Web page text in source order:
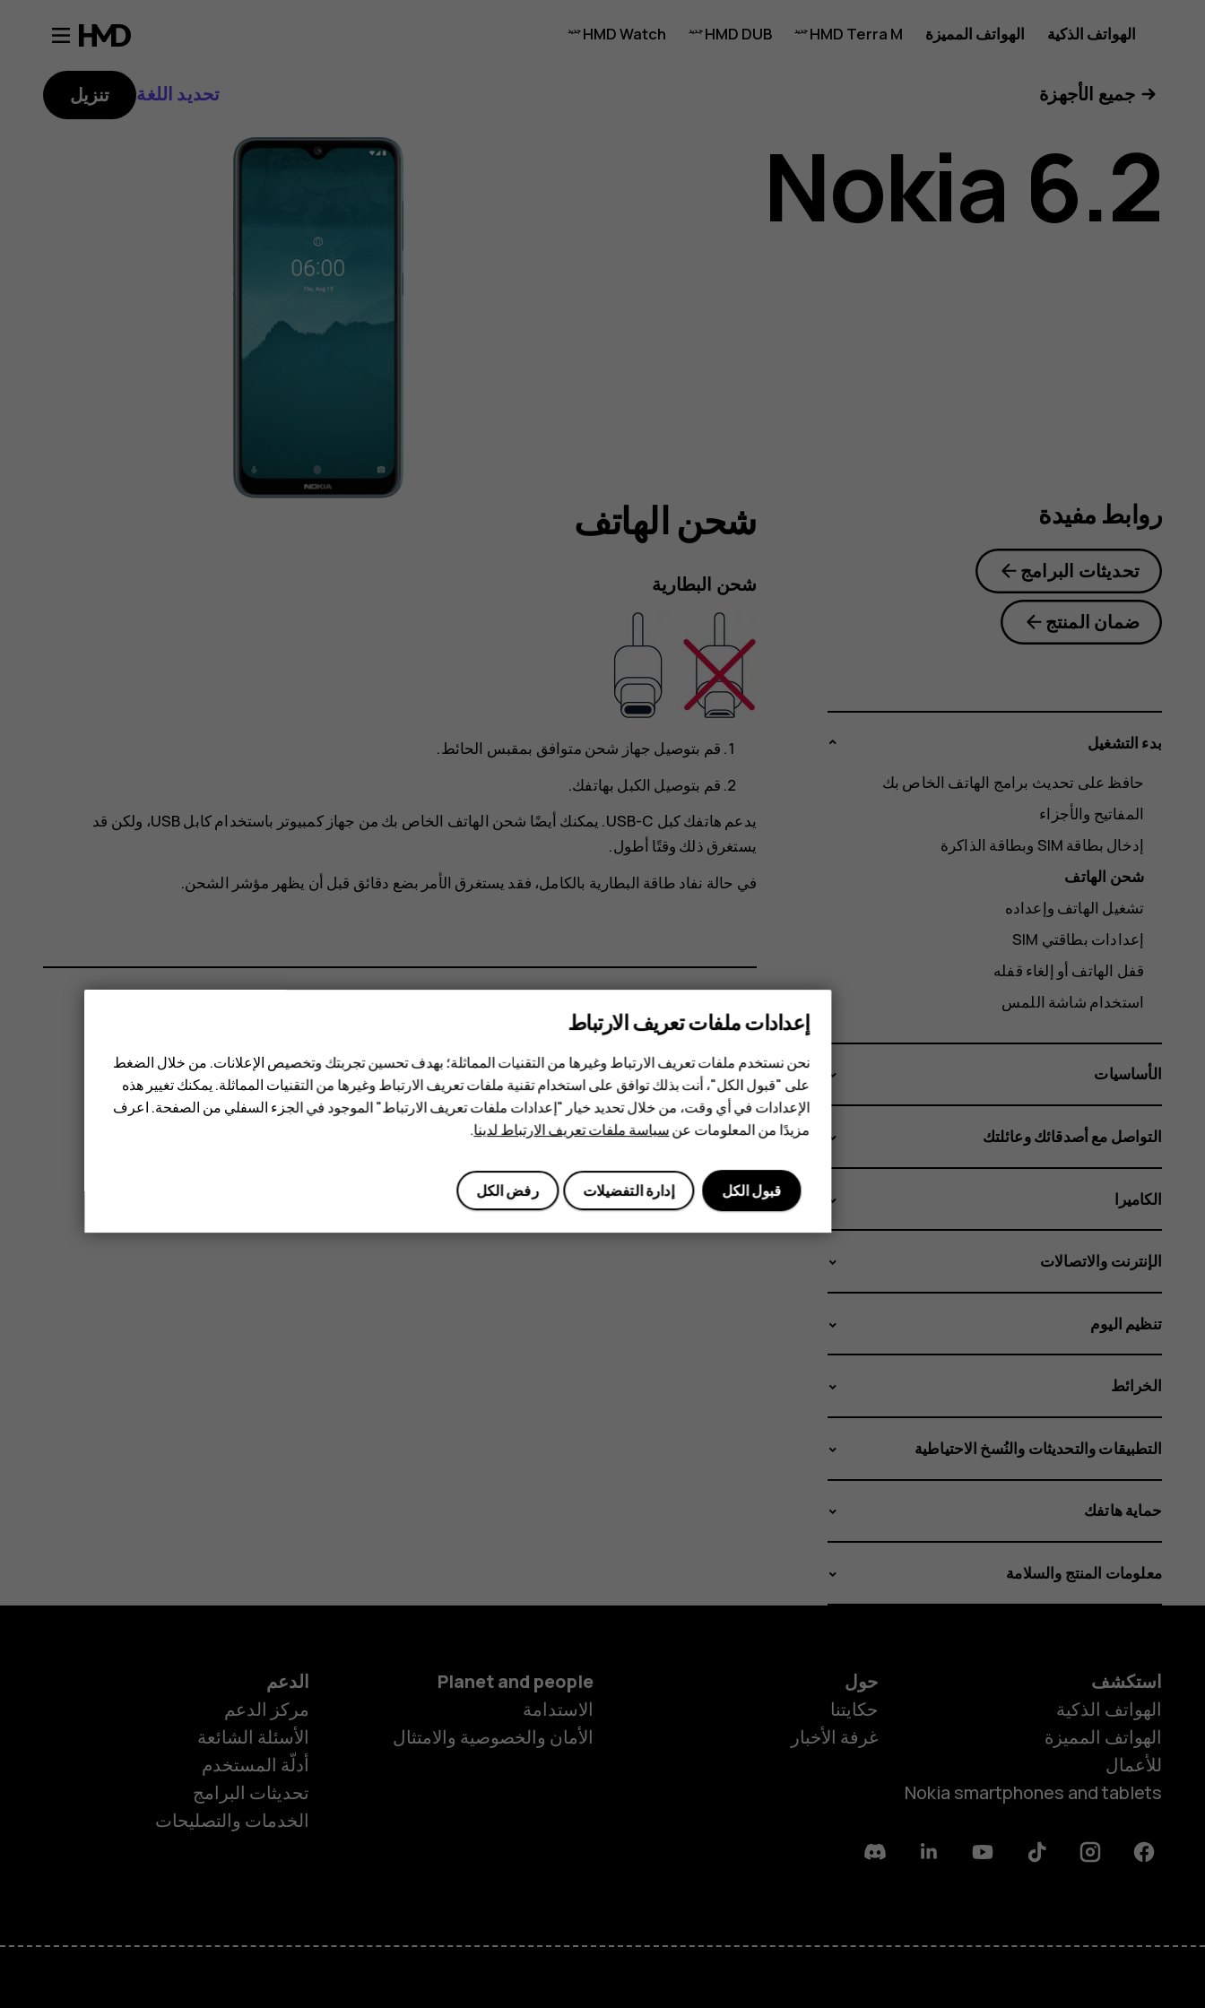
دليل
مستخدم
هاتف
الهواتف الذكية الهواتف المميزة HMD Terra M
HMD DUB
HMD Watch
HMD Terra M
جميع الأجهزة تحديد اللغة تنزيل
Nokia 6.2
شحن الهاتف
شحن البطارية
قم بتوصيل جهاز شحن متوافق بمقبس الحائط.
قم بتوصيل الكبل بهاتفك.
يدعم هاتفك كبل USB-C. يمكنك أيضًا شحن الهاتف الخاص بك من جهاز كمبيوتر باستخدام كابل ‪USB‬، ولكن قد
يستغرق ذلك وقتًا أطول.
في حالة نفاد طاقة البطارية بالكامل، فقد يستغرق الأمر بضع دقائق قبل أن يظهر مؤشر الشحن.
هل وجدت هذه المعلومات مفيدة؟
نعم لا
روابط مفيدة
تحديثات البرامج
ضمان المنتج
بدء التشغيل
حافظ على تحديث برامج الهاتف الخاص بك
المفاتيح والأجزاء
شحن الهاتف
تشغيل الهاتف وإعداده
إعدادات بطاقتي SIM
قفل الهاتف أو إلغاء قفله
استخدام شاشة اللمس
الأساسيات
التواصل مع أصدقائك وعائلتك
الكاميرا
الإنترنت والاتصالات
تنظيم اليوم
الخرائط
التطبيقات والتحديثات والنُسخ الاحتياطية
حماية هاتفك
معلومات المنتج والسلامة
استكشف
الهواتف الذكية
الهواتف المميزة
للأعمال
Nokia smartphones and tablets
حول
حكايتنا
غرفة الأخبار
Planet and people
الاستدامة
الأمان والخصوصية والامتثال
الدعم
مركز الدعم
الأسئلة الشائعة
أدلّة المستخدم
تحديثات البرامج
الخدمات والتصليحات
Facebook
Instagram
Tiktok
Youtube
Linkedin
Discord
إعدادات ملفات تعريف الارتباط
نحن نستخدم ملفات تعريف الارتباط وغيرها من التقنيات المماثلة؛ بهدف تحسين تجربتك وتخصيص الإعلانات. من خلال الضغط
على "قبول الكل"، أنت بذلك توافق على استخدام تقنية ملفات تعريف الارتباط وغيرها من التقنيات المماثلة. يمكنك تغيير هذه
الإعدادات في أي وقت، من خلال تحديد خيار "إعدادات ملفات تعريف الارتباط" الموجود في الجزء السفلي من الصفحة. اعرف
مزيدًا من المعلومات عنسياسة ملفات تعريف الارتباط لدينا.
رفض الكل إدارة التفضيلات قبول الكل